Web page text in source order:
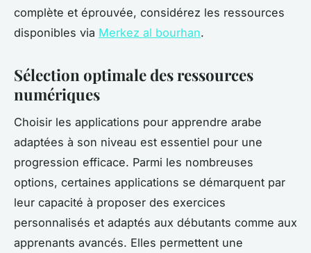
complète et éprouvée, considérez les ressources
disponibles via Merkez al bourhan.
Sélection optimale des ressources
numériques
Choisir les applications pour apprendre arabe
adaptées à son niveau est essentiel pour une
progression efficace. Parmi les nombreuses
options, certaines applications se démarquent par
leur capacité à proposer des exercices
personnalisés et adaptés aux débutants comme aux
apprenants avancés. Elles permettent une